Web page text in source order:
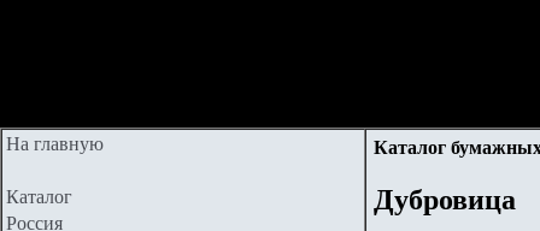
На главную
Каталог
Россия
Каталог
Дубровица